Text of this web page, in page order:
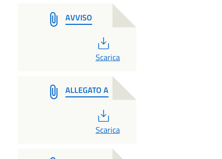
AVVISO
PDF
Scarica
ALLEGATO A
PDF
Scarica